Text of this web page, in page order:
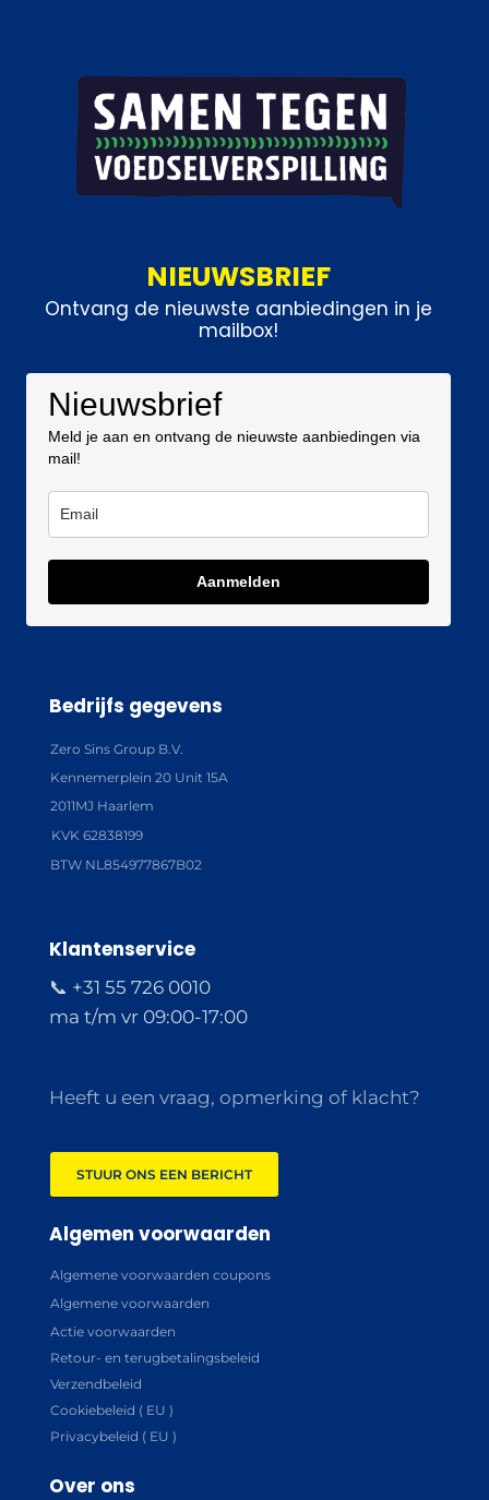
NIEUWSBRIEF
Ontvang de nieuwste aanbiedingen in je
mailbox!
Nieuwsbrief
Meld je aan en ontvang de nieuwste aanbiedingen via
mail!
Aanmelden
Bedrijfs gegevens
Zero Sins Group B.V.
Kennemerplein 20 Unit 15A
2011MJ Haarlem
KVK 62838199
BTW NL854977867B02
Klantenservice
📞 +31 55 726 0010
ma t/m vr 09:00-17:00
Heeft u een vraag, opmerking of klacht?
STUUR ONS EEN BERICHT
Algemen voorwaarden
Algemene voorwaarden coupons
Algemene voorwaarden
Actie voorwaarden
Retour- en terugbetalingsbeleid
Verzendbeleid
Cookiebeleid ( EU )
Privacybeleid ( EU )
Over ons